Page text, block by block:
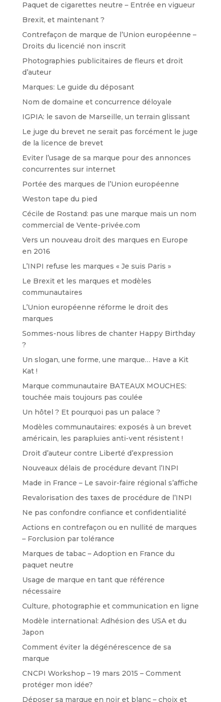
Paquet de cigarettes neutre – Entrée en vigueur
Brexit, et maintenant ?
Contrefaçon de marque de l’Union européenne –
Droits du licencié non inscrit
Photographies publicitaires de fleurs et droit
d’auteur
Marques: Le guide du déposant
Nom de domaine et concurrence déloyale
IGPIA: le savon de Marseille, un terrain glissant
Le juge du brevet ne serait pas forcément le juge
de la licence de brevet
Eviter l’usage de sa marque pour des annonces
concurrentes sur internet
Portée des marques de l’Union européenne
Weston tape du pied
Cécile de Rostand: pas une marque mais un nom
commercial de Vente-privée.com
Vers un nouveau droit des marques en Europe
en 2016
L’INPI refuse les marques « Je suis Paris »
Le Brexit et les marques et modèles
communautaires
L’Union européenne réforme le droit des
marques
Sommes-nous libres de chanter Happy Birthday
?
Un slogan, une forme, une marque… Have a Kit
Kat !
Marque communautaire BATEAUX MOUCHES:
touchée mais toujours pas coulée
Un hôtel ? Et pourquoi pas un palace ?
Modèles communautaires: exposés à un brevet
américain, les parapluies anti-vent résistent !
Droit d’auteur contre Liberté d’expression
Nouveaux délais de procédure devant l’INPI
Made in France – Le savoir-faire régional s’affiche
Revalorisation des taxes de procédure de l’INPI
Ne pas confondre confiance et confidentialité
Actions en contrefaçon ou en nullité de marques
– Forclusion par tolérance
Marques de tabac – Adoption en France du
paquet neutre
Usage de marque en tant que référence
nécessaire
Culture, photographie et communication en ligne
Modèle international: Adhésion des USA et du
Japon
Comment éviter la dégénérescence de sa
marque
CNCPI Workshop – 19 mars 2015 – Comment
protéger mon idée?
Déposer sa marque en noir et blanc – choix et